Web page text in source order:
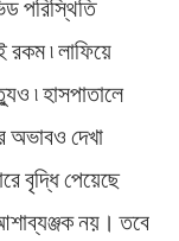
পরিস্থিতি
৷ লাফিয়ে
৷ হাসপাতালে
অভাবও দেখা
বৃদ্ধি পেয়েছে
নয়। তবে